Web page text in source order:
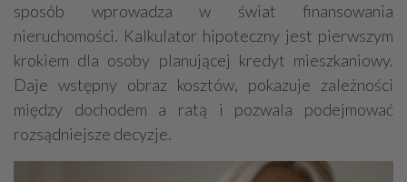
Elewacje, docieplenia
Stalowe konstrukcje
Osuszanie
Obiekty sportowe
Sauny, SPA
Ekspertyzy budowlane / ochrona środowiska
Drogi - budowa, sprzęt, usługi
Ślusarstwo, metale - obróbka
sposób wprowadza w świat finansowania
nieruchomości. Kalkulator hipoteczny jest pierwszym
krokiem dla osoby planującej kredyt mieszkaniowy.
Daje wstępny obraz kosztów, pokazuje zależności
między dochodem a ratą i pozwala podejmować
rozsądniejsze decyzje.